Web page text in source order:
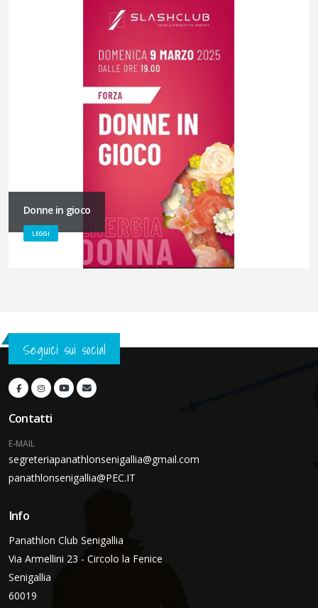
Donne in gioco
LEGGI
Seguici sui social
Contatti
E-MAIL
segreteriapanathlonsenigallia@gmail.com
panathlonsenigallia@PEC.IT
Info
Panathlon Club Senigallia
Via Armellini 23 - Circolo la Fenice
Senigallia
60019